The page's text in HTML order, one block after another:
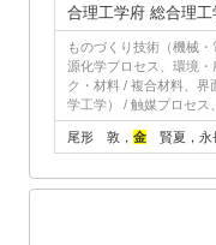
合理工学府 総合理工
ものづくり技術（機械
源化学プロセス、環境
ク・材料 / 複合材料、
学工学） / 触媒プロセス
尾形 敦， 金 賢夏，